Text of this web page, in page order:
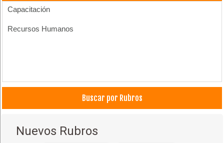
Capacitación
Recursos Humanos
Buscar por Rubros
Nuevos Rubros